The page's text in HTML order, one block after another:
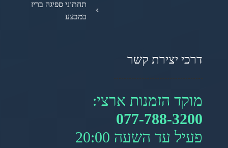
תחתוני ספיגה בריז
במבצע
דרכי יצירת קשר
מוקד הזמנות ארצי:
077-788-3200
פעיל עד השעה 20:00